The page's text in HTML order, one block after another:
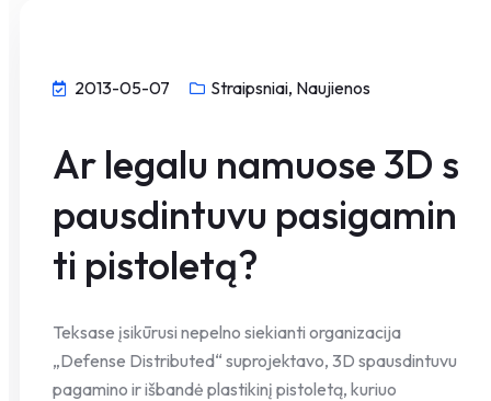
2013-05-07 Straipsniai, Naujienos
Ar legalu namuose 3D s
pausdintuvu pasigamin
ti pistoletą?
Teksase įsikūrusi nepelno siekianti organizacija
„Defense Distributed“ suprojektavo, 3D spausdintuvu
pagamino ir išbandė plastikinį pistoletą, kuriuo